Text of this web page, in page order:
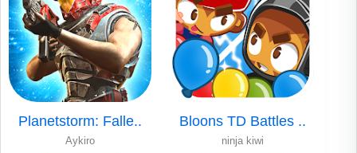
Planetstorm: Falle..
Aykiro
Bloons TD Battles ..
ninja kiwi